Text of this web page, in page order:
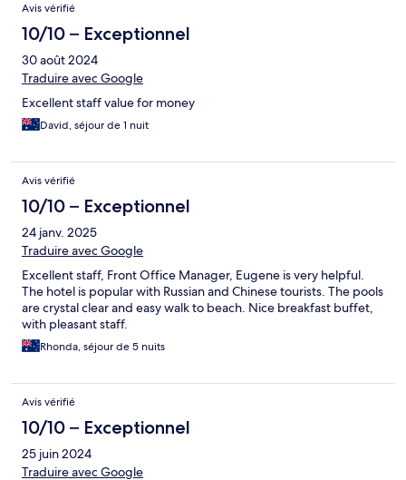
Avis vérifié
10/10 – Exceptionnel
30 août 2024
Traduire avec Google
Excellent staff value for money
David, séjour de 1 nuit
Avis vérifié
10/10 – Exceptionnel
24 janv. 2025
Traduire avec Google
Excellent staff, Front Office Manager, Eugene is very helpful.
The hotel is popular with Russian and Chinese tourists. The pools
are crystal clear and easy walk to beach. Nice breakfast buffet,
with pleasant staff.
Rhonda, séjour de 5 nuits
Avis vérifié
10/10 – Exceptionnel
25 juin 2024
Traduire avec Google